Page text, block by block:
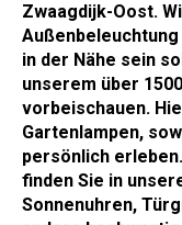
Zwaagdijk-Oost.
Außenbeleuchtung
in der Nähe sein
unserem über
vorbeischauen.
Gartenlampen,
persönlich
finden Sie in
Sonnenuhren,